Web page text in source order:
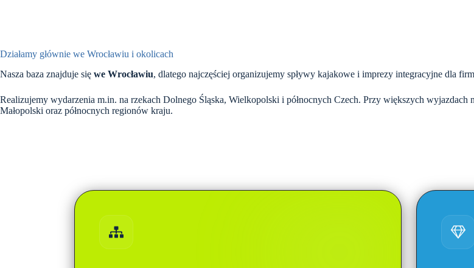
Działamy głównie we Wrocławiu i okolicach
Nasza baza znajduje się we Wrocławiu, dlatego najczęściej organizujemy spływy kajakowe i imprezy integracyjne dla firm
Realizujemy wydarzenia m.in. na rzekach Dolnego Śląska, Wielkopolski i północnych Czech. Przy większych wyjazdach
Małopolski oraz północnych regionów kraju.